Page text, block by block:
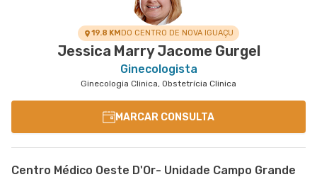
19.8 KMDO CENTRO DE NOVA IGUAÇU
Jessica Marry Jacome Gurgel
Ginecologista
Ginecologia Clinica, Obstetrícia Clinica
MARCAR CONSULTA
Centro Médico Oeste D'Or- Unidade Campo Grande